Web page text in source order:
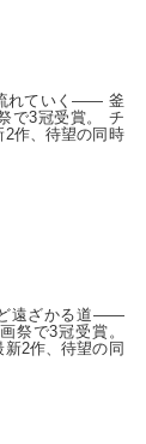
れていく—— 釜
で3冠受賞。 チ
2作、待望の同時
遠ざかる道——
祭で3冠受賞。
2作、待望の同